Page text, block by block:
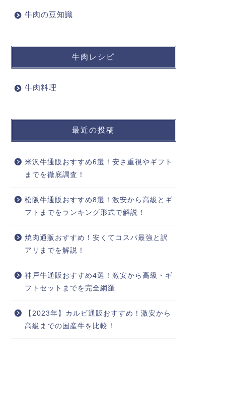
牛肉の豆知識
牛肉レシピ
牛肉料理
最近の投稿
米沢牛通販おすすめ6選！安さ重視やギフト
までを徹底調査！
松阪牛通販おすすめ8選！激安から高級とギ
フトまでをランキング形式で解説！
焼肉通販おすすめ！安くてコスパ最強と訳
アリまでを解説！
神戸牛通販おすすめ4選！激安から高級・ギ
フトセットまでを完全網羅
【2023年】カルビ通販おすすめ！激安から
高級までの国産牛を比較！